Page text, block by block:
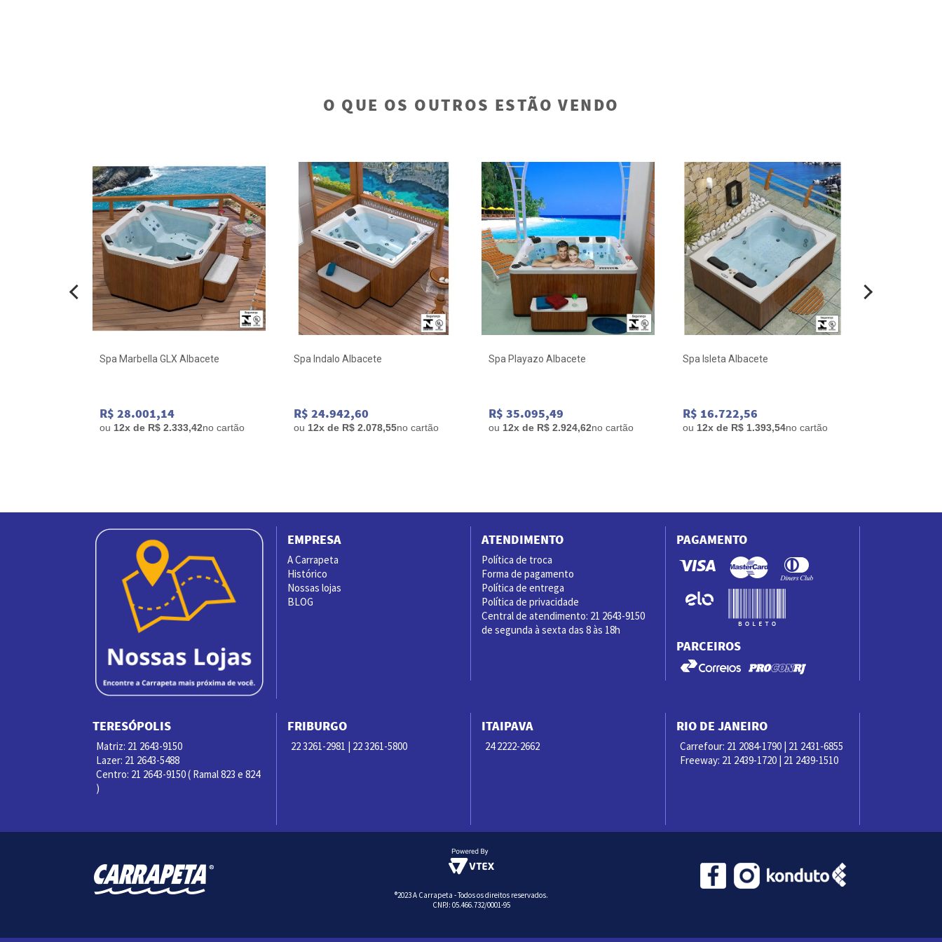
O QUE OS OUTROS ESTÃO VENDO
Spa Marbella GLX Albacete
R$ 28.001,14
ou 12x de R$ 2.333,42no cartão
Spa Indalo Albacete
R$ 24.942,60
ou 12x de R$ 2.078,55no cartão
Spa Playazo Albacete
R$ 35.095,49
ou 12x de R$ 2.924,62no cartão
Spa Isleta Albacete
R$ 16.722,56
ou 12x de R$ 1.393,54no cartão
EMPRESA
A Carrapeta
Histórico
Nossas lojas
BLOG
ATENDIMENTO
Política de troca
Forma de pagamento
Política de entrega
Política de privacidade
Central de atendimento: 21 2643-9150
de segunda à sexta das 8 às 18h
PAGAMENTO
PARCEIROS
TERESÓPOLIS
Matriz: 21 2643-9150
Lazer: 21 2643-5488
Centro: 21 2643-9150 ( Ramal 823 e 824
)
FRIBURGO
22 3261-2981 | 22 3261-5800
ITAIPAVA
24 2222-2662
RIO DE JANEIRO
Carrefour: 21 2084-1790 | 21 2431-6855
Freeway: 21 2439-1720 | 21 2439-1510
®2023 A Carrapeta - Todos os direitos reservados.
CNPJ: 05.466.732/0001-95